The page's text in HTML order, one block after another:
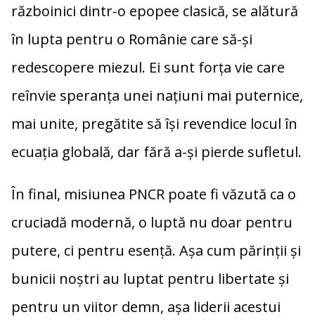
războinici dintr-o epopee clasică, se alătură
în lupta pentru o Românie care să-și
redescopere miezul. Ei sunt forța vie care
reînvie speranța unei națiuni mai puternice,
mai unite, pregătite să își revendice locul în
ecuația globală, dar fără a-și pierde sufletul.
În final, misiunea PNCR poate fi văzută ca o
cruciadă modernă, o luptă nu doar pentru
putere, ci pentru esență. Așa cum părinții și
bunicii noștri au luptat pentru libertate și
pentru un viitor demn, așa liderii acestui